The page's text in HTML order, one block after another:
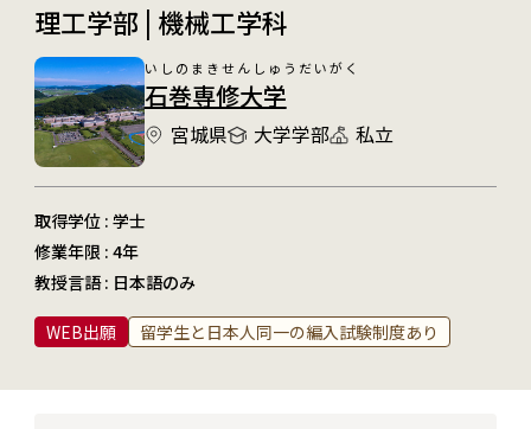
理工学部 | 機械工学科
いしのまきせんしゅうだいがく
石巻専修大学
宮城県 大学学部 私立
取得学位 : 学士
修業年限 : 4年
教授言語 : 日本語のみ
WEB出願 留学生と日本人同一の編入試験制度あり